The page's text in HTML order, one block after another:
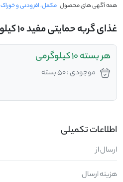
همه آگهی های محصول مکمل، افزودنی و خوراک
غذای گربه حمایتی مفید 10 کیلوگرمی
هر بسته 10 کیلوگرمی
موجودی : 50 بسته
اطلاعات تکمیلی
ارسال از
هزینه ارسال